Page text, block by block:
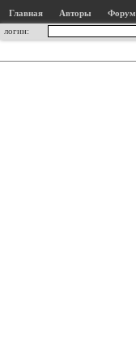
Главная Авторы
Форум
логин: